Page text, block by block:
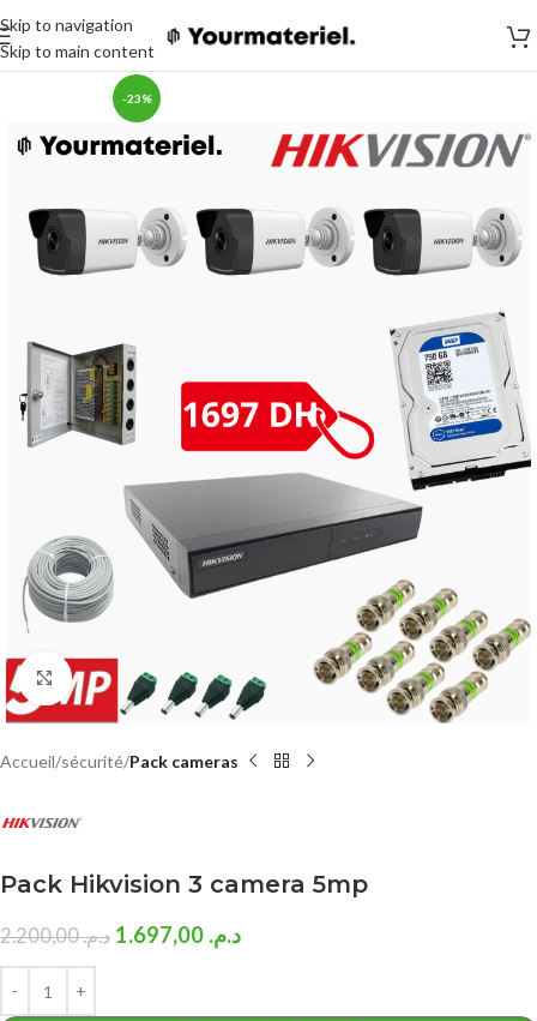
Skip to navigation
Skip to main content
-23%
Click to enlarge
Accueil sécurité Pack cameras
Pack Hikvision 3 camera 5mp
د.م.2.200,00 د.م.